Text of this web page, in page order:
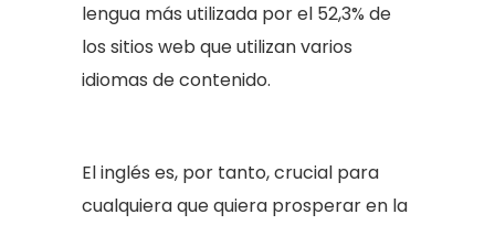
lengua más utilizada por el 52,3% de
los sitios web que utilizan varios
idiomas de contenido.
El inglés es, por tanto, crucial para
cualquiera que quiera prosperar en la